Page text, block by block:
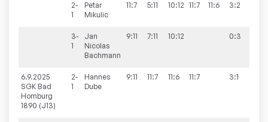
2-
1
Petar
Mikulic
11:7 5:11 10:12 11:7 11:6 3:2
3-
1
Jan
Nicolas
Bachmann
9:11 7:11 10:12 0:3
6.9.2025
SGK Bad
Homburg
1890 (J13)
2-
1
Hannes
Dube
9:11 11:7 11:6 11:7 3:1